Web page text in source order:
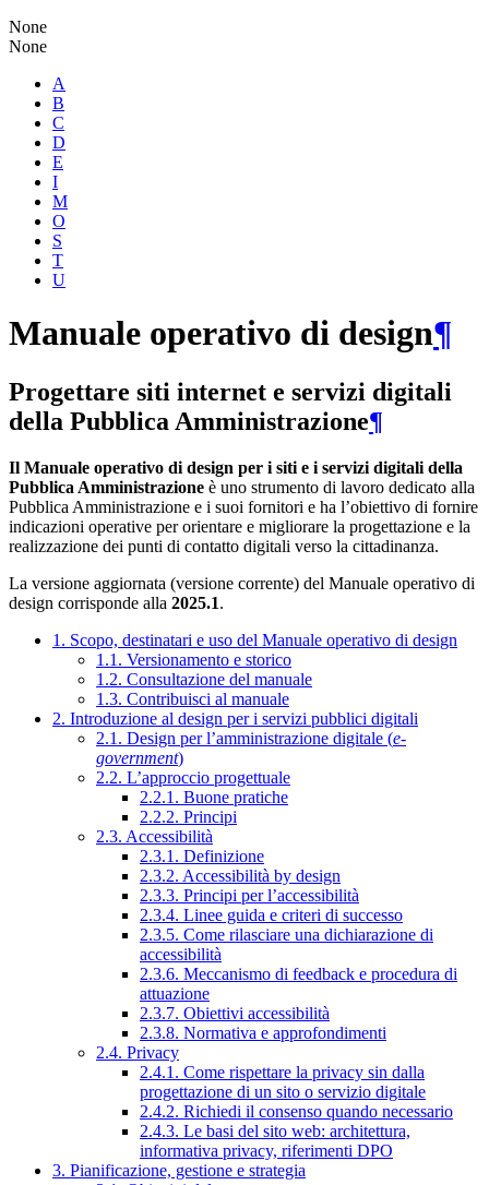
None
None
A
B
C
D
E
I
M
O
S
T
U
Manuale operativo di design¶
Progettare siti internet e servizi digitali
della Pubblica Amministrazione¶
Il Manuale operativo di design per i siti e i servizi digitali della
Pubblica Amministrazione è uno strumento di lavoro dedicato alla
Pubblica Amministrazione e i suoi fornitori e ha l’obiettivo di fornire
indicazioni operative per orientare e migliorare la progettazione e la
realizzazione dei punti di contatto digitali verso la cittadinanza.
La versione aggiornata (versione corrente) del Manuale operativo di
design corrisponde alla 2025.1.
1. Scopo, destinatari e uso del Manuale operativo di design
1.1. Versionamento e storico
1.2. Consultazione del manuale
1.3. Contribuisci al manuale
2. Introduzione al design per i servizi pubblici digitali
2.1. Design per l’amministrazione digitale (e-
government)
2.2. L’approccio progettuale
2.2.1. Buone pratiche
2.2.2. Principi
2.3. Accessibilità
2.3.1. Definizione
2.3.2. Accessibilità by design
2.3.3. Principi per l’accessibilità
2.3.4. Linee guida e criteri di successo
2.3.5. Come rilasciare una dichiarazione di
accessibilità
2.3.6. Meccanismo di feedback e procedura di
attuazione
2.3.7. Obiettivi accessibilità
2.3.8. Normativa e approfondimenti
2.4. Privacy
2.4.1. Come rispettare la privacy sin dalla
progettazione di un sito o servizio digitale
2.4.2. Richiedi il consenso quando necessario
2.4.3. Le basi del sito web: architettura,
informativa privacy, riferimenti DPO
3. Pianificazione, gestione e strategia